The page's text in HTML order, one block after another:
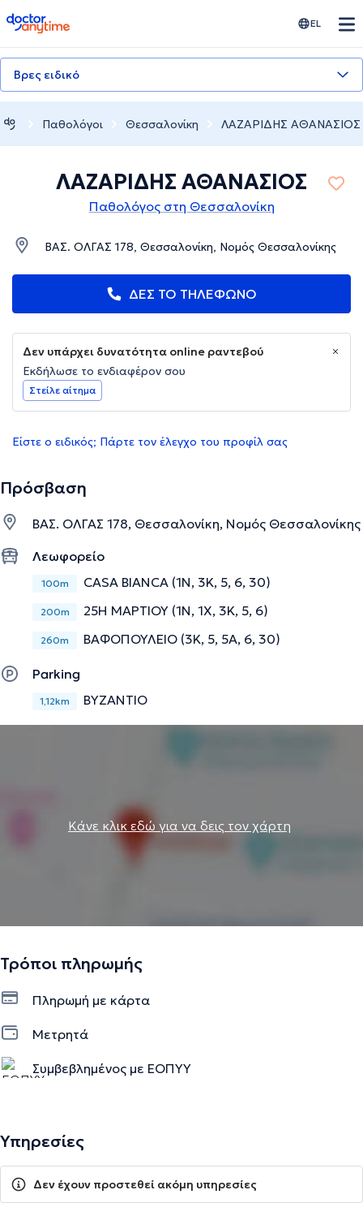
doctoranytime EL
Βρες ειδικό
Παθολόγοι Θεσσαλονίκη ΛΑΖΑΡΙΔΗΣ ΑΘΑΝΑΣΙΟΣ
ΛΑΖΑΡΙΔΗΣ ΑΘΑΝΑΣΙΟΣ
Παθολόγος στη Θεσσαλονίκη
ΒΑΣ. ΟΛΓΑΣ 178, Θεσσαλονίκη, Νομός Θεσσαλονίκης
ΔΕΣ ΤΟ ΤΗΛΕΦΩΝΟ
Δεν υπάρχει δυνατότητα online ραντεβού
Εκδήλωσε το ενδιαφέρον σου
Στείλε αίτημα
Είστε ο ειδικός; Πάρτε τον έλεγχο του προφίλ σας
Πρόσβαση
ΒΑΣ. ΟΛΓΑΣ 178, Θεσσαλονίκη, Νομός Θεσσαλονίκης
Λεωφορείο
100m CASA BIANCA (1Ν, 3Κ, 5, 6, 30)
200m 25Η ΜΑΡΤΙΟΥ (1Ν, 1X, 3Κ, 5, 6)
260m ΒΑΦΟΠΟΥΛΕΙΟ (3Κ, 5, 5Α, 6, 30)
Parking
1,12km ΒΥΖΑΝΤΙΟ
Κάνε κλικ εδώ για να δεις τον χάρτη
Τρόποι πληρωμής
Πληρωμή με κάρτα
Μετρητά
Συμβεβλημένος με ΕΟΠΥΥ
Υπηρεσίες
Δεν έχουν προστεθεί ακόμη υπηρεσίες